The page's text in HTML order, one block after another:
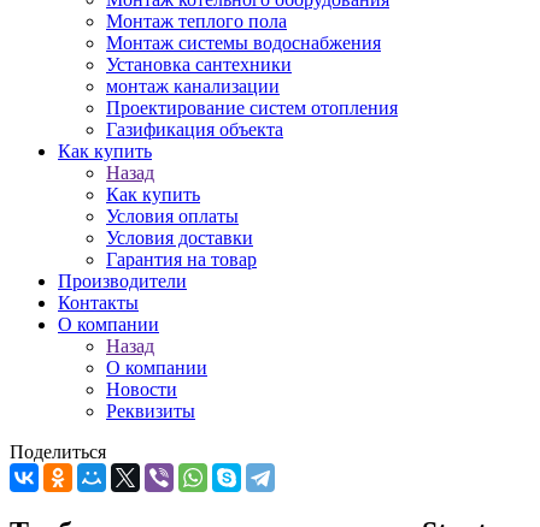
Монтаж теплого пола
Монтаж системы водоснабжения
Установка сантехники
монтаж канализации
Проектирование систем отопления
Газификация объекта
Как купить
Назад
Как купить
Условия оплаты
Условия доставки
Гарантия на товар
Производители
Контакты
О компании
Назад
О компании
Новости
Реквизиты
Поделиться